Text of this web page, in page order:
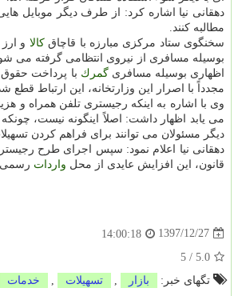
دهقانی نیا اشاره كرد: از طرف دیگر موبایل
مطالبه كنند.
سخنگوی ستاد مركزی مبارزه با قاچاقكالا و
بوسیله مسافری از نیروی انتظامی گرفته می
اظهاری بوسیله مسافریگمرك با پرداخت
مجدداً با اصرار این وزارتخانه، این ارتباط
وی با اشاره به اینكه رجیستری تلفن همراه و
می یابد اظهار داشت: اصلاً اینگونه نیست،
دیگر مسئولان می توانند برای فراهم كردن
دهقانی نیا اعلام نمود: سپس اجرای طرح
قانون، این افزایش عایدی از محل واردات رسمی
1397/12/27
14:00:18
5.0
/
5
تگهای خبر:
بازار تسهیلات خدمات